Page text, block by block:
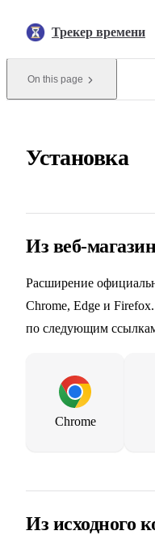
Трекер времени
On this page
Установка
Из веб-
Расширение
Chrome, Edge и
по следующим
Chrome
Из исходного